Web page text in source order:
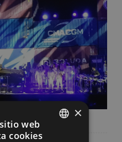
LinkedInWhatsApp
PinterestCorreo
electrónico
×
web
cookies